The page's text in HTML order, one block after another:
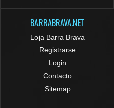
BARRABRAVA.NET
Loja Barra Brava
Registrarse
Login
Contacto
Sitemap